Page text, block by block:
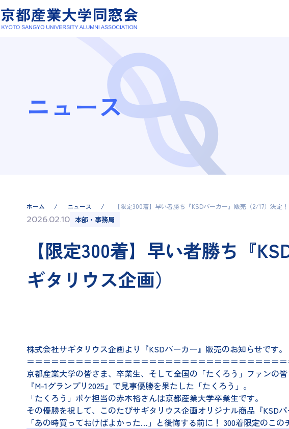
ニュース
ホーム ニュース 【限定300着】早い者勝ち『KSDパーカー』販売（2/17）決定
2026.02.10 本部・事務局
【限定300着】早い者勝ち『
ギタリウス企画）
株式会社サギタリウス企画より『KSDパーカー』販売のお知らせです。
＝＝＝＝＝＝＝＝＝＝＝＝＝＝＝＝＝＝＝＝＝＝＝＝＝＝＝＝＝＝＝
京都産業大学の皆さま、卒業生、そして全国の「たくろう」ファンの
『M-1グランプリ2025』で見事優勝を果たした「たくろう」。
「たくろう」ボケ担当の赤木裕さんは京都産業大学卒業生です。
その優勝を祝して、このたびサギタリウス企画オリジナル商品『KSD
「あの時買っておけばよかった…」と後悔する前に！ 300着限定のこ